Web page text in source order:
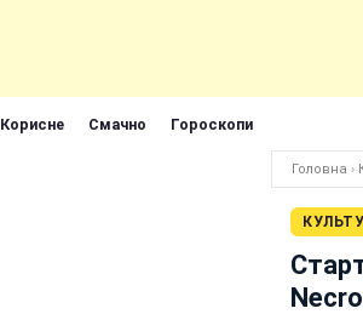
Корисне Смачно Гороскопи
Головна ›